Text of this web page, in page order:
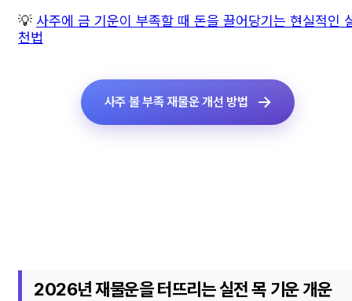
💡 사주에 금 기운이 부족할 때 돈을 끌어당기는 현실적인
천법
사주 불 부족 재물운 개선 방법
2026년 재물운을 터뜨리는 실전 목 기운 개운